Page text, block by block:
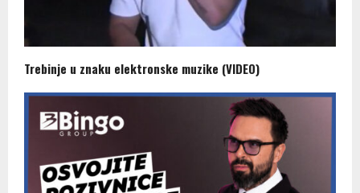
Trebinje u znaku elektronske muzike (VIDEO)